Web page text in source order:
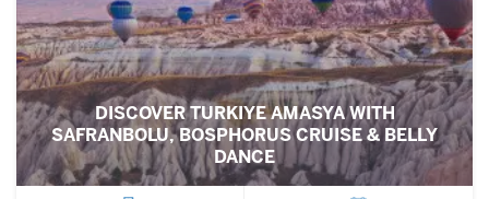
DISCOVER TURKIYE AMASYA WITH
SAFRANBOLU, BOSPHORUS CRUISE & BELLY
DANCE